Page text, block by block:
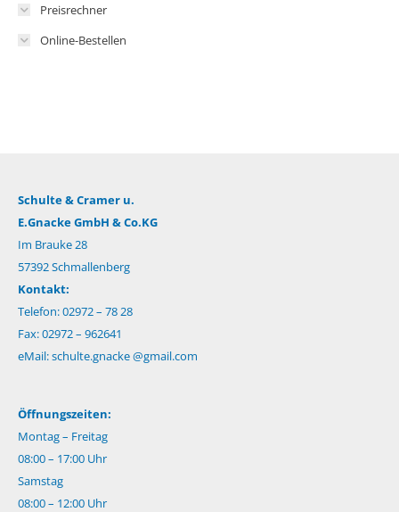
Preisrechner
Online-Bestellen
Schulte & Cramer u.
E.Gnacke GmbH & Co.KG
Im Brauke 28
57392 Schmallenberg
Kontakt:
Telefon: 02972 – 78 28
Fax: 02972 – 962641
eMail:schulte.gnacke @gmail.com
Öffnungszeiten:
Montag – Freitag
08:00 – 17:00 Uhr
Samstag
08:00 – 12:00 Uhr